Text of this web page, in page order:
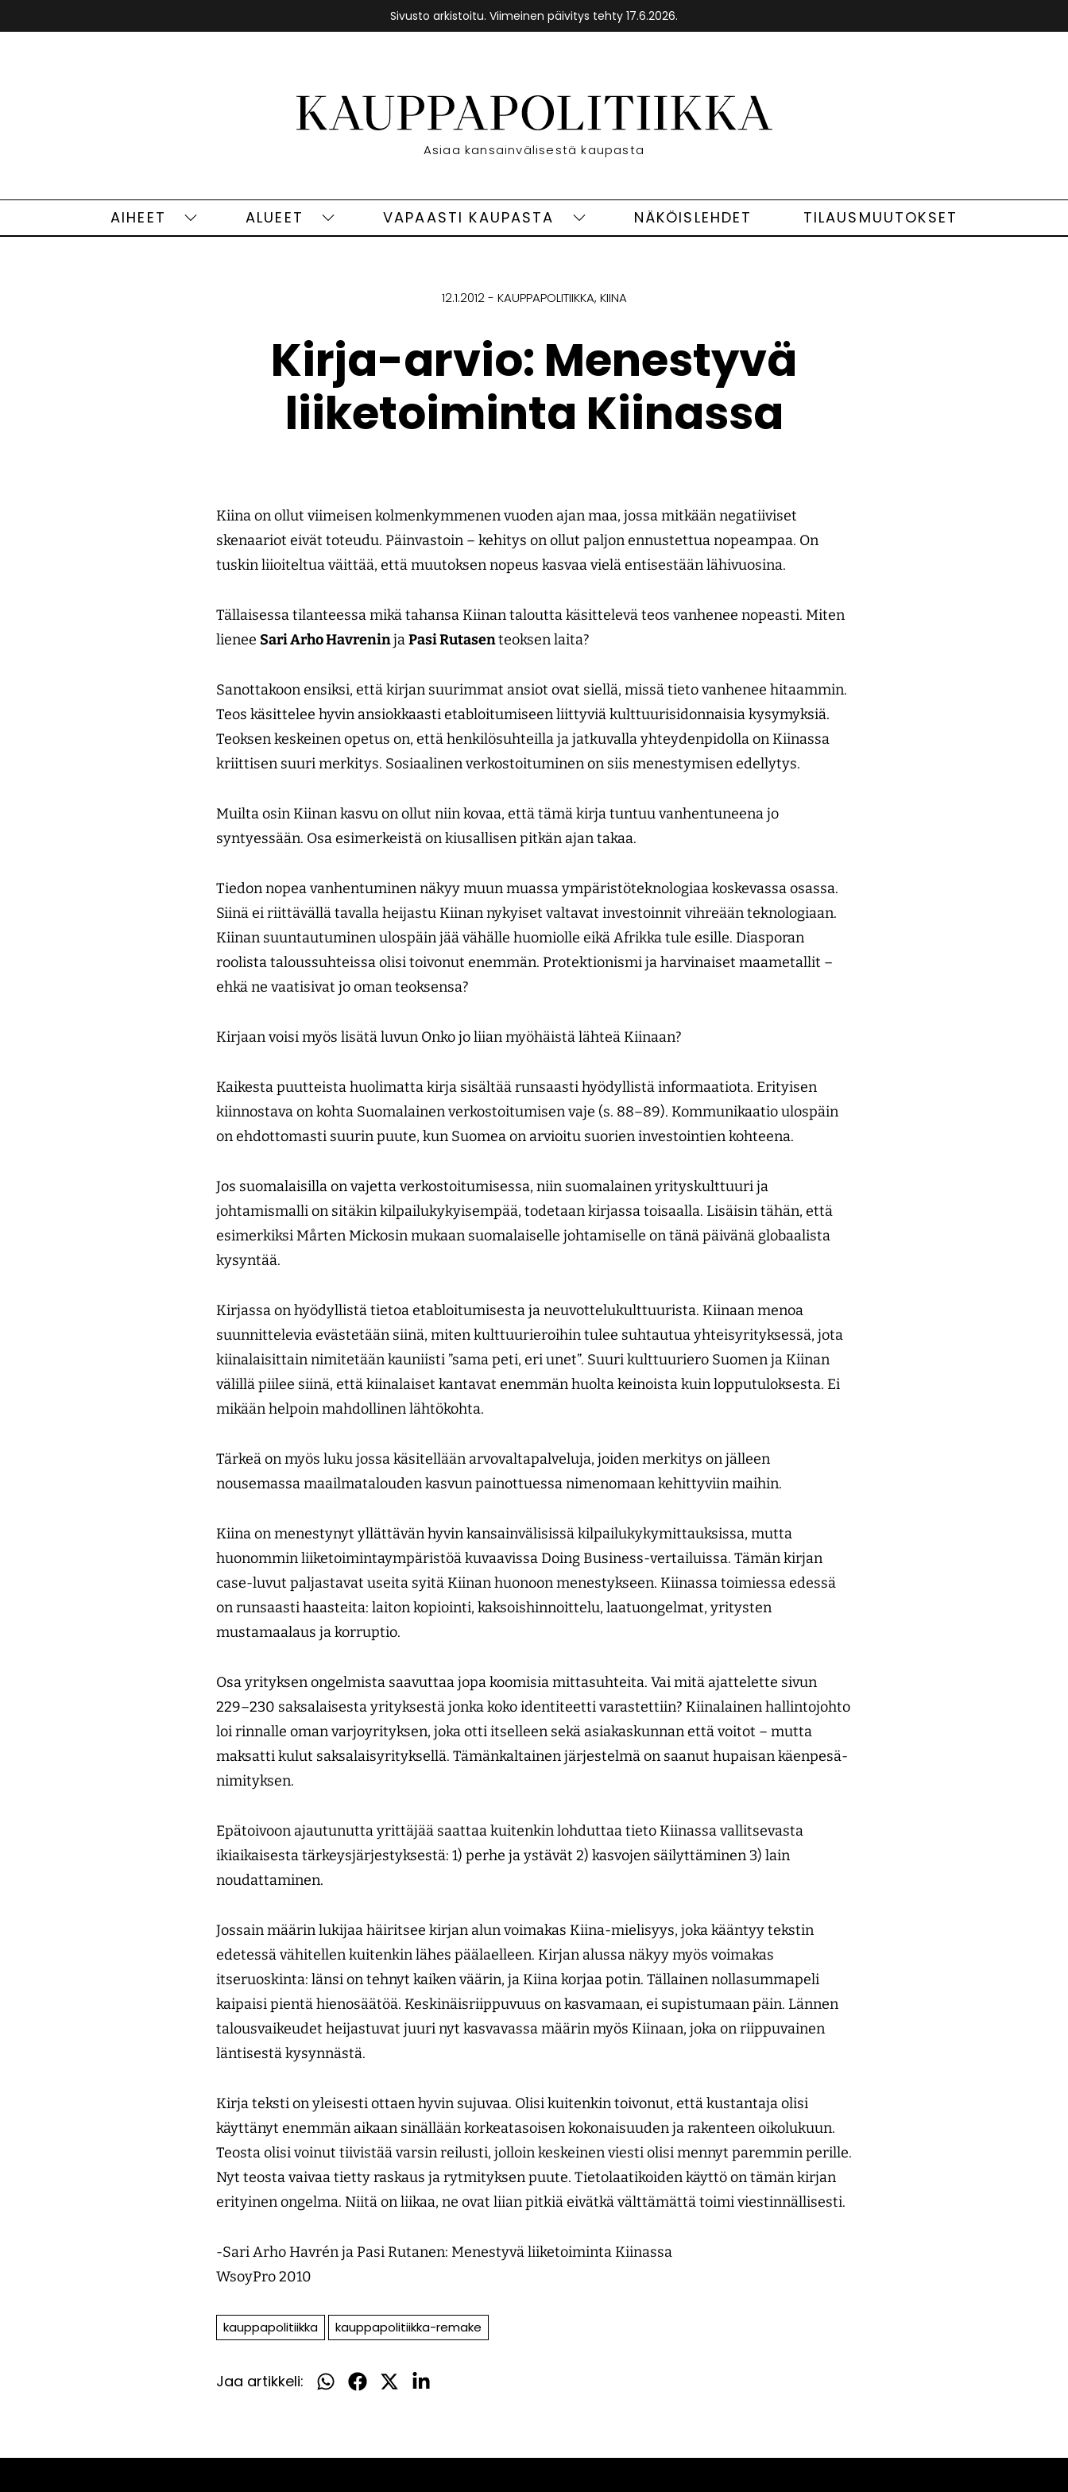
Sivusto arkistoitu. Viimeinen päivitys tehty 17.6.2026.
Etusivu
Asiaa kansainvälisestä kaupasta
AIHEET
Aiheet
ALUEET
Alueet
VAPAASTI KAUPASTA
VapaastiNÄKÖISLEHDET TILAUSMUUTOKSET
12.1.2012 KAUPPAPOLITIIKKA KIINA
Kirja-arvio: Menestyvä
liiketoiminta Kiinassa
Kiina on ollut viimeisen kolmenkymmenen vuoden ajan maa, jossa mitkään negatiiviset
skenaariot eivät toteudu. Päinvastoin – kehitys on ollut paljon ennustettua nopeampaa. On
tuskin liioiteltua väittää, että muutoksen nopeus kasvaa vielä entisestään lähivuosina.
Tällaisessa tilanteessa mikä tahansa Kiinan taloutta käsittelevä teos vanhenee nopeasti. Miten
lienee Sari Arho HavreninjaPasi Rutasenteoksen laita?
Sanottakoon ensiksi, että kirjan suurimmat ansiot ovat siellä, missä tieto vanhenee hitaammin.
Teos käsittelee hyvin ansiokkaasti etabloitumiseen liittyviä kulttuurisidonnaisia kysymyksiä.
Teoksen keskeinen opetus on, että henkilösuhteilla ja jatkuvalla yhteydenpidolla on Kiinassa
kriittisen suuri merkitys. Sosiaalinen verkostoituminen on siis menestymisen edellytys.
Muilta osin Kiinan kasvu on ollut niin kovaa, että tämä kirja tuntuu vanhentuneena jo
syntyessään. Osa esimerkeistä on kiusallisen pitkän ajan takaa.
Tiedon nopea vanhentuminen näkyy muun muassa ympäristöteknologiaa koskevassa osassa.
Siinä ei riittävällä tavalla heijastu Kiinan nykyiset valtavat investoinnit vihreään teknologiaan.
Kiinan suuntautuminen ulospäin jää vähälle­ huomiolle eikä Afrikka tule esille. ­Diasporan
roolista taloussuhteissa olisi toivonut enemmän. Protektionismi ja harvinaiset maametallit –
ehkä ne vaatisivat jo oman teoksensa?
Kirjaan voisi myös lisätä luvun Onko jo liian myöhäistä lähteä Kiinaan?
Kaikesta puutteista huolimatta kirja sisältää runsaasti hyödyllistä informaatiota. Erityisen
kiinnostava on kohta Suomalainen verkostoitumisen vaje (s. 88–89). Kommunikaatio ulospäin
on ehdottomasti suurin puute, kun Suomea on arvioitu suorien investointien kohteena.
Jos suomalaisilla on vajetta verkostoitumisessa, niin suomalainen yrityskulttuuri ja
johtamismalli on sitäkin kilpailukykyisempää, todetaan kirjassa toisaalla. Lisäisin tähän, että
esimerkiksi Mårten Mickosin mukaan suomalaiselle johtamiselle on tänä päivänä globaalista
kysyntää.
Kirjassa on hyödyllistä tietoa etabloitumisesta ja neuvottelukulttuurista. Kiinaan menoa
suunnittelevia evästetään siinä, miten kulttuurieroihin tulee suhtautua yhteisyrityksessä, jota
kiinalaisittain nimitetään kauniisti ”sama peti, eri unet”. Suuri kulttuuriero Suomen ja Kiinan
välillä piilee siinä, että kiinalaiset kantavat enemmän huolta keinoista kuin lopputuloksesta. Ei
mikään helpoin mahdollinen lähtökohta.
Tärkeä on myös luku jossa käsitellään arvovaltapalveluja, joiden merkitys on jälleen
nousemassa maailmatalouden kasvun painottuessa nimenomaan kehittyviin maihin.
Kiina on menestynyt yllättävän hyvin kansainvälisissä kilpailukykymittauksissa, mutta
huonommin liiketoimintaympäristöä kuvaavissa Doing Business-vertailuissa. Tämän kirjan
case-luvut paljastavat useita syitä Kiinan huonoon menestykseen. Kiinassa toimiessa edessä
on runsaasti haasteita: laiton kopiointi, kaksoishinnoittelu, laatuongelmat, yritysten
mustamaalaus ja korruptio.
Osa yrityksen ongelmista saavuttaa jopa koomisia mittasuhteita. Vai mitä ajattelette sivun
229–230 saksalaisesta yrityksestä jonka koko identiteetti varastettiin? Kiinalainen hallintojohto
loi rinnalle oman varjoyrityksen, joka otti itselleen sekä asiakaskunnan että voitot – mutta
maksatti kulut saksalaisyrityksellä. Tämänkaltainen järjestelmä on saanut hupaisan käenpesä-
nimityksen.
Epätoivoon ajautunutta yrittäjää saattaa kuitenkin lohduttaa tieto Kiinassa vallitsevasta
ikiaikaisesta tärkeysjärjestyksestä: 1) perhe ja ystävät 2) kasvojen säilyttäminen 3) lain
noudattaminen.
Jossain määrin lukijaa häiritsee kirjan alun voimakas Kiina-mielisyys, joka kääntyy tekstin
edetessä vähitellen kuitenkin lähes päälaelleen. Kirjan alussa näkyy myös voimakas
itseruoskinta: länsi on tehnyt kaiken väärin, ja Kiina korjaa potin. Tällainen nollasummapeli
kaipaisi pientä hienosäätöä. Keskinäisriippuvuus on kasvamaan, ei supistumaan päin. Lännen
talousvaikeudet heijastuvat juuri nyt kasvavassa määrin myös Kiinaan, joka on riippuvainen
läntisestä kysynnästä.
Kirja teksti on yleisesti ottaen hyvin sujuvaa. Olisi kuitenkin toivonut, että kustantaja olisi
käyttänyt enemmän aikaan sinällään korkeatasoisen kokonaisuuden ja rakenteen oikolukuun.
Teosta olisi voinut tiivistää varsin reilusti, jolloin keskeinen viesti olisi mennyt paremmin perille.
Nyt teosta vaivaa tietty raskaus ja rytmityksen puute. Tietolaatikoiden käyttö on tämän kirjan
erityinen ongelma. Niitä on liikaa, ne ovat liian pitkiä eivätkä välttämättä toimi viestinnällisesti.
-Sari Arho Havrén ja Pasi Rutanen: Menestyvä liiketoiminta Kiinassa
WsoyPro 2010
kauppapolitiikka kauppapolitiikka-remake
Jaa artikkeli:
Jaa
Jaa
Jaa
Jaa